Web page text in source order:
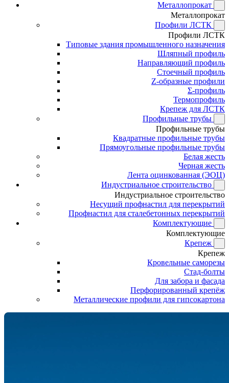
Металлопрокат
Металлопрокат
Профили ЛСТК
Профили ЛСТК
Типовые здания промышленного назначения
Шляпный профиль
Направляющий профиль
Стоечный профиль
Z-образные профили
Σ-профиль
Термопрофиль
Крепеж для ЛСТК
Профильные трубы
Профильные трубы
Квадратные профильные трубы
Прямоугольные профильные трубы
Белая жесть
Черная жесть
Лента оцинкованная (ЭОЦ)
Индустриальное строительство
Индустриальное строительство
Несущий профнастил для перекрытий
Профнастил для сталебетонных перекрытий
Комплектующие
Комплектующие
Крепеж
Крепеж
Кровельные саморезы
Стад-болты
Для забора и фасада
Перфорированный крепёж
Металлические профили для гипсокартона